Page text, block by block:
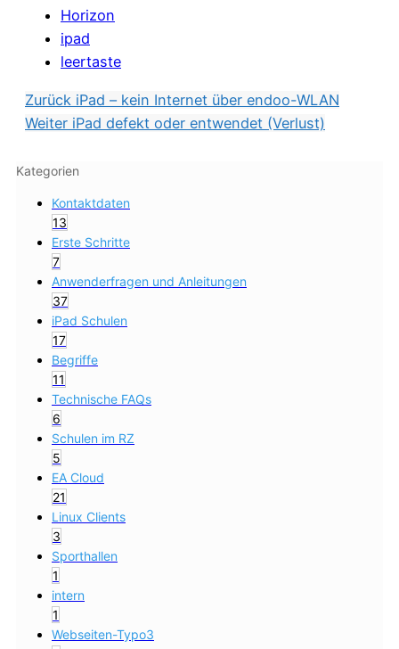
Horizon
ipad
leertaste
Zurück iPad – kein Internet über endoo-WLAN
Weiter iPad defekt oder entwendet (Verlust)
Kategorien
Kontaktdaten
13
Erste Schritte
7
Anwenderfragen und Anleitungen
37
iPad Schulen
17
Begriffe
11
Technische FAQs
6
Schulen im RZ
5
EA Cloud
21
Linux Clients
3
Sporthallen
1
intern
1
Webseiten-Typo3